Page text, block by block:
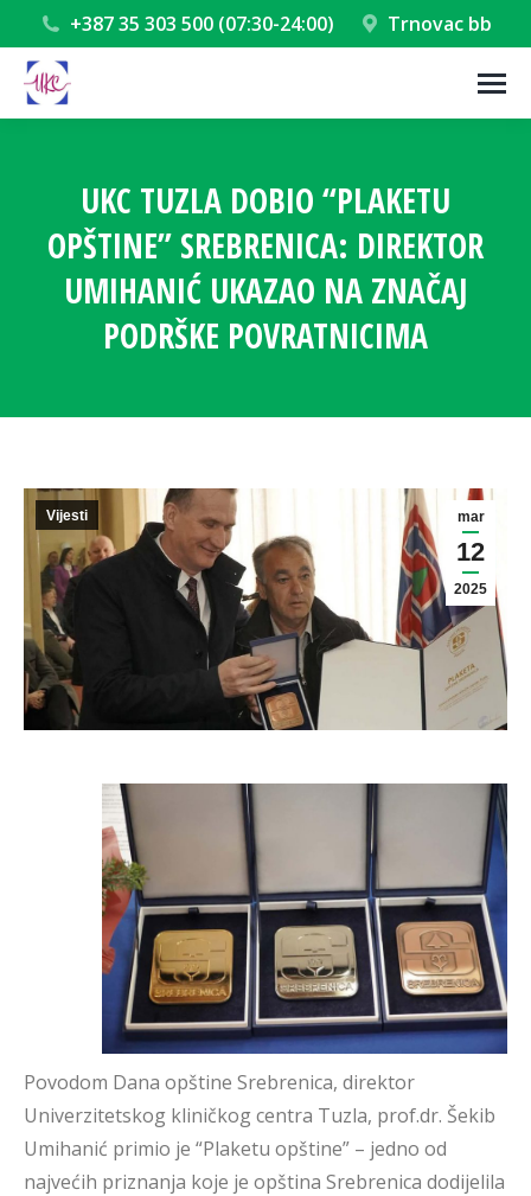
+387 35 303 500 (07:30-24:00) Trnovac bb
UKC TUZLA DOBIO “PLAKETU
OPŠTINE” SREBRENICA: DIREKTOR
UMIHANIĆ UKAZAO NA ZNAČAJ
PODRŠKE POVRATNICIMA
mar
12
2025
Vijesti
Povodom Dana opštine Srebrenica, direktor
Univerzitetskog kliničkog centra Tuzla, prof.dr. Šekib
Umihanić primio je “Plaketu opštine” – jedno od
najvećih priznanja koje je opština Srebrenica dodijelila